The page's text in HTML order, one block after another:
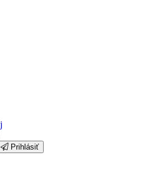
Prihlásiť